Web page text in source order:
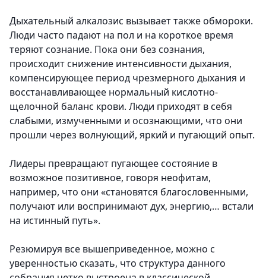
Дыхательный алкалозис вызывает также обмороки.
Люди часто падают на пол и на короткое время
теряют сознание. Пока они без сознания,
происходит снижение интенсивности дыхания,
компенсирующее период чрезмерного дыхания и
восстанавливающее нормальный кислотно-
щелочной баланс крови. Люди приходят в себя
слабыми, измученными и осознающими, что они
прошли через волнующий, яркий и пугающий опыт.
Лидеры превращают пугающее состояние в
возможное позитивное, говоря неофитам,
например, что они «становятся благословенными,
получают или воспринимают дух, энергию,… встали
на истинный путь».
Резюмируя все вышеприведенное, можно с
уверенностью сказать, что структура данного